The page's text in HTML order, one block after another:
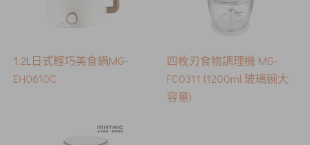
1.2L日式輕巧美食鍋MG-
EH0610C
四枚刃食物調理機 MG-
FC0311 (1200ml 玻璃碗大
容量)